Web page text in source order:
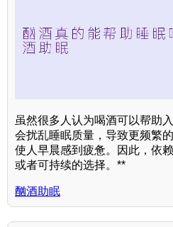
虽然很多人认为喝酒可以帮助
会扰乱睡眠质量，导致更频繁
使人早晨感到疲惫。因此，依
或者可持续的选择。**
酗酒助眠